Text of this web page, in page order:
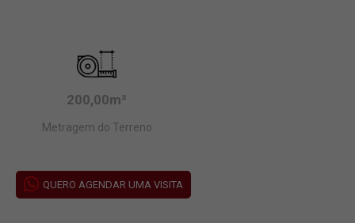
200,00m²
Metragem do Terreno
QUERO AGENDAR UMA VISITA